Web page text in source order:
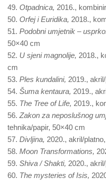
49. Otpadnica, 2016.,
50. Orfej i Euridika, 2018.,
51. Podobni umjetnik –
50×40 cm
52. U sjeni magnolije, 2018.,
cm
53. Ples kundalini, 2019.,
54. Šuma kentaura, 2019.,
55. The Tree of Life, 2019.,
56. Zakon za neposlušnog
tehnika/papir, 50×40 cm
57. Divljina, 2020., akril/
58. Moon Transformations,
59. Shiva / Shakti, 2020.,
60. The mysteries of Isis,